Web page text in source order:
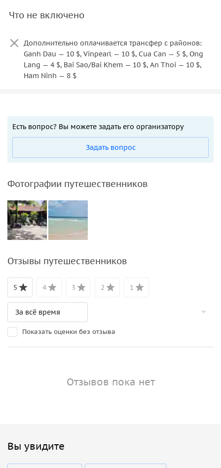
Что не включено
Дополнительно оплачивается трансфер с районов:
Ganh Dau — 10 $, Vinpearl — 10 $, Cua Can — 5 $, Ong
Lang — 4 $, Bai Sao/Bai Khem — 10 $, An Thoi — 10 $,
Ham Ninh — 8 $
Есть вопрос? Вы можете задать его организатору
Задать вопрос
Фотографии путешественников
Отзывы путешественников
5 4 3 2 1
Показать оценки без отзыва
Отзывов пока нет
Вы увидите